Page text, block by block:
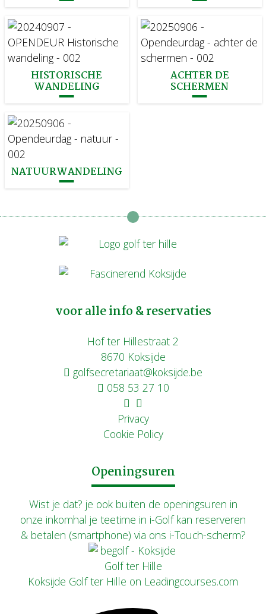
HISTORISCHE
WANDELING
ACHTER DE
SCHERMEN
NATUURWANDELING
voor alle info & reservaties
Hof ter Hillestraat 2
8670 Koksijde
golfsecretariaat@koksijde.be
058 53 27 10
Privacy
Cookie Policy
Openingsuren
Wist je dat? je ook buiten de openingsuren in
onze inkomhal je teetime in i-Golf kan reserveren
& betalen (smartphone) via ons i-Touch-scherm?
Koksijde Golf ter Hille on Leadingcourses.com